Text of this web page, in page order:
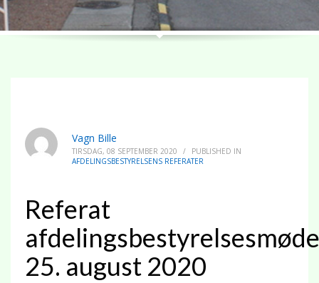
Vagn Bille
TIRSDAG, 08 SEPTEMBER 2020 /
PUBLISHED IN
AFDELINGSBESTYRELSENS REFERATER
Referat
afdelingsbestyrelsesmøde
25. august 2020